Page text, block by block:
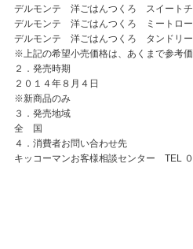
デルモンテ 洋ごはんつくろ スイートチ
デルモンテ 洋ごはんつくろ ミートロ
デルモンテ 洋ごはんつくろ タンドリ
※上記の希望小売価格は、あくまで参考
２．発売時期
２０１４年８月４日
※新商品のみ
３．発売地域
全 国
４．消費者お問い合わせ先
キッコーマンお客様相談センター TEL